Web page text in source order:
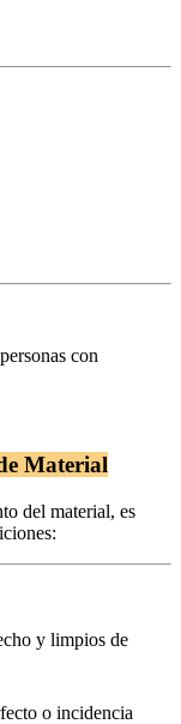
con
Material
del material, es
y limpios de
o incidencia